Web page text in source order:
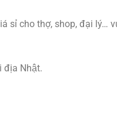
sỉ cho thợ, shop, đại lý…
địa Nhật.